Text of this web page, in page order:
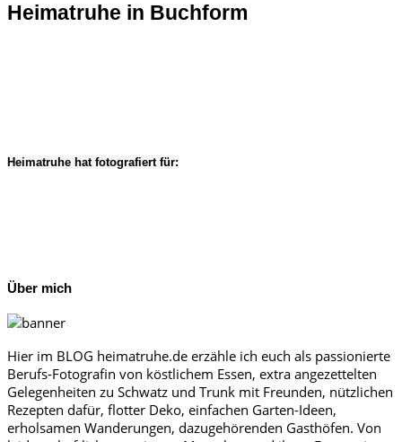
Heimatruhe in Buchform
Heimatruhe hat fotografiert für:
Über mich
Hier im BLOG heimatruhe.de erzähle ich euch als passionierte
Berufs-Fotografin von köstlichem Essen, extra angezettelten
Gelegenheiten zu Schwatz und Trunk mit Freunden, nützlichen
Rezepten dafür, flotter Deko, einfachen Garten-Ideen,
erholsamen Wanderungen, dazugehörenden Gasthöfen. Von